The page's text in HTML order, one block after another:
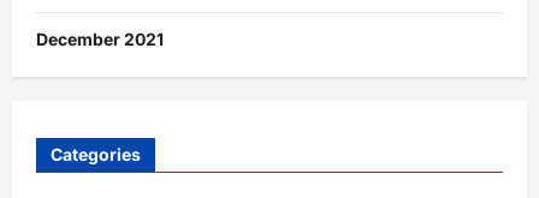
December 2021
Categories